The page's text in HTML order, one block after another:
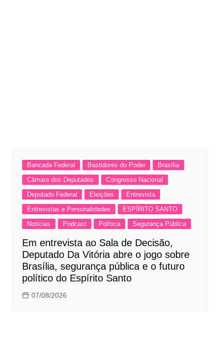
Bancada Federal Bastidores do Poder
Brasília
Câmara dos Deputados
Congresso Nacional
Deputado Federal
Eleições
Entrevista
Entrevistas e Personalidades
ESPÍRITO SANTO
Notícias
Podcast Política Segurança Pública
Em entrevista ao Sala de Decisão,
Deputado Da Vitória abre o jogo sobre
Brasília, segurança pública e o futuro
político do Espírito Santo
07/08/2026